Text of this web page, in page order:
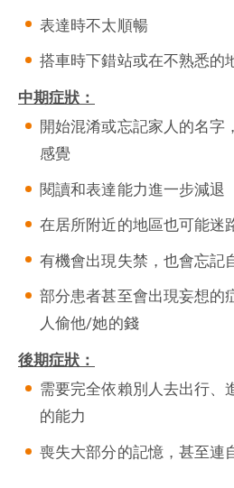
表達時不太順暢
搭車時下錯站或在不熟悉的
中期症狀：
開始混淆或忘記家人的名字
感覺
閱讀和表達能力進一步減退
在居所附近的地區也可能迷
有機會出現失禁，也會忘記
部分患者甚至會出現妄想的
人偷他/她的錢
後期症狀：
需要完全依賴別人去出行、
的能力
喪失大部分的記憶，甚至連